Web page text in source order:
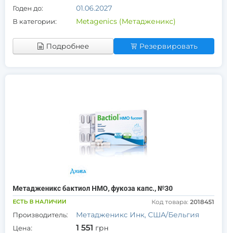
Годен до: 01.06.2027
В категории: Metagenics (Метадженикс)
Подробнее Резервировать
Метадженикс бактиол НМО, фукоза капс., №30
ЕСТЬ В НАЛИЧИИ Код товара: 2018451
Производитель: Метадженикс Инк, США/Бельгия
Цена: 1 551 грн